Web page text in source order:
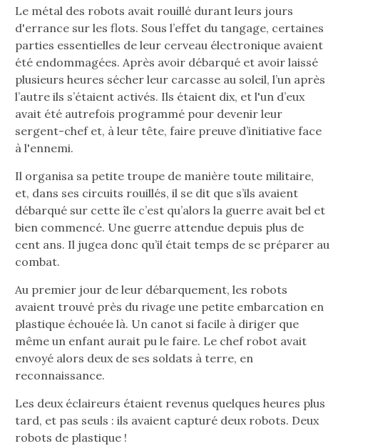
Lire
le
texte
en
français
(flèche
bas)
Le métal des robots avait rouillé durant leurs jours
d'errance sur les flots. Sous l’effet du tangage, certaines
parties essentielles de leur cerveau électronique avaient
été endommagées. Après avoir débarqué et avoir laissé
plusieurs heures sécher leur carcasse au soleil, l’un après
l’autre ils s’étaient activés. Ils étaient dix, et l'un d’eux
avait été autrefois programmé pour devenir leur
sergent-chef et, à leur tête, faire preuve d’initiative face
à l'ennemi.
Il organisa sa petite troupe de manière toute militaire,
et, dans ses circuits rouillés, il se dit que s’ils avaient
débarqué sur cette île c’est qu’alors la guerre avait bel et
bien commencé. Une guerre attendue depuis plus de
cent ans. Il jugea donc qu’il était temps de se préparer au
combat.
Au premier jour de leur débarquement, les robots
avaient trouvé près du rivage une petite embarcation en
plastique échouée là. Un canot si facile à diriger que
même un enfant aurait pu le faire. Le chef robot avait
envoyé alors deux de ses soldats à terre, en
reconnaissance.
Les deux éclaireurs étaient revenus quelques heures plus
tard, et pas seuls : ils avaient capturé deux robots. Deux
robots de plastique !